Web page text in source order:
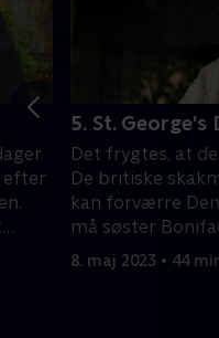
efter
5. St. George's
Det frygtes, at
De britiske
kan forværre
må søster
skakkundskaber
8. maj 2023 • 44